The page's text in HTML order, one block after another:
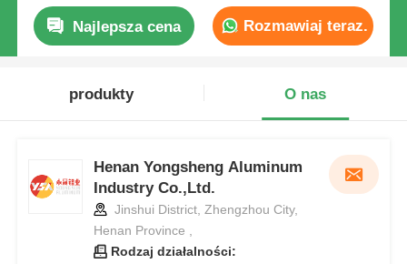
Najlepsza cena Rozmawiaj teraz.
produkty O nas
Henan Yongsheng Aluminum
Industry Co.,Ltd.
Jinshui District, Zhengzhou City,
Henan Province ,
Rodzaj działalności: